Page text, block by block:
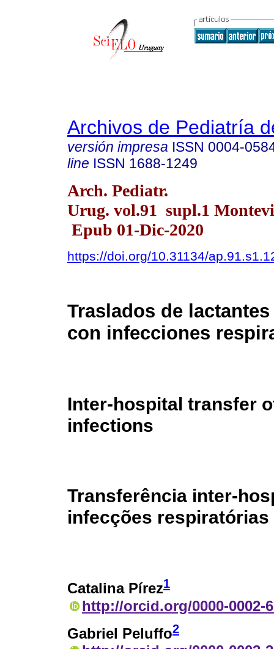
Archivos de Pediatría
versión impresa ISSN 0004-
line ISSN 1688-1249
Arch. Pediatr.
Urug. vol.91 supl.1
Epub 01-Dic-2020
https://doi.org/10.31134/
Traslados de
con infecciones
Inter-hospital transfer
infections
Transferência inter-
infecções respiratórias
Catalina Pírez1
http://orcid.org/0000-0002-
Gabriel Peluffo2